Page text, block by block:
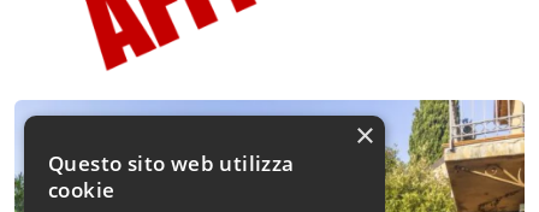
×
Questo sito web utilizza
cookie